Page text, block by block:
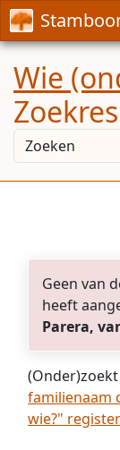
Wie
Geen van
heeft
Parera,
familienaam
wie?"